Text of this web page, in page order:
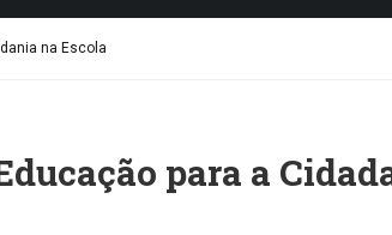
na Escola
para a